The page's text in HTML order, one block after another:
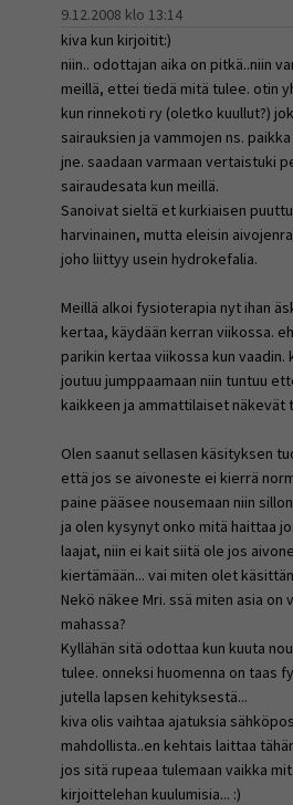
9.12.2008 klo 13:14
kiva kun kirjoitit:)
niin.. odottajan aika on pitkä..niin
meillä, ettei tiedä mitä tulee. otin
kun rinnekoti ry (oletko kuullut?)
sairauksien ja vammojen ns.
jne. saadaan varmaan vertaistuki
sairaudesata kun meillä.
Sanoivat sieltä et kurkiaisen
harvinainen, mutta eleisin
joho liittyy usein hydrokefalia.
Meillä alkoi fysioterapia nyt ihan
kertaa, käydään kerran viikossa.
parikin kertaa viikossa kun vaadin.
joutuu jumppaamaan niin tuntuu
kaikkeen ja ammattilaiset näkevät
Olen saanut sellasen käsityksen
että jos se aivoneste ei kierrä
paine pääsee nousemaan niin
ja olen kysynyt onko mitä haittaa
laajat, niin ei kait siitä ole jos
kiertämään... vai miten olet
Nekö näkee Mri. ssä miten asia on
mahassa?
Kyllähän sitä odottaa kun kuuta
tulee. onneksi huomenna on taas
jutella lapsen kehityksestä...
kiva olis vaihtaa ajatuksia
mahdollista..en kehtais laittaa
jos sitä rupeaa tulemaan vaikka
kirjoittelehan kuulumisia... :)